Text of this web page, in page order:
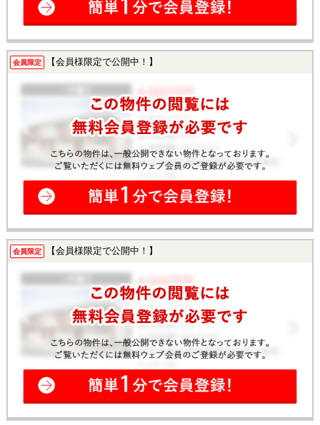
会員限定 【会員様限定で公開中！】
会員限定 【会員様限定で公開中！】